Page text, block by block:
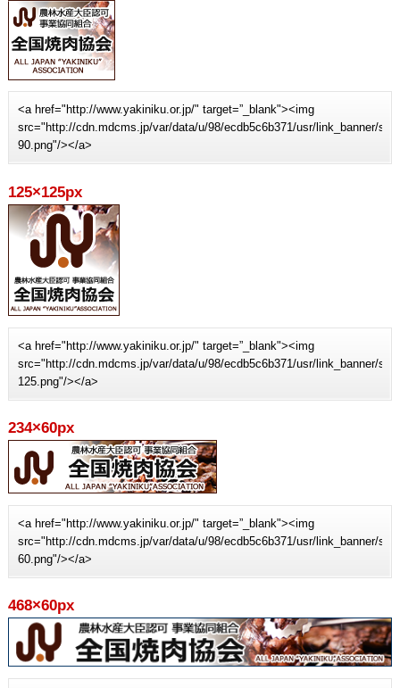
<a href="http://www.yakiniku.or.jp/" target=”_blank"><img
src="http://cdn.mdcms.jp/var/data/u/98/ecdb5c6b371/usr/link_banner/
90.png"/></a>
125×125px
<a href="http://www.yakiniku.or.jp/" target=”_blank"><img
src="http://cdn.mdcms.jp/var/data/u/98/ecdb5c6b371/usr/link_banner/
125.png"/></a>
234×60px
<a href="http://www.yakiniku.or.jp/" target=”_blank"><img
src="http://cdn.mdcms.jp/var/data/u/98/ecdb5c6b371/usr/link_banner/
60.png"/></a>
468×60px